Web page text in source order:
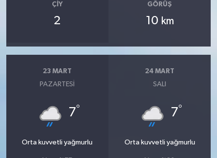
ÇIY
2
GÖRÜŞ
10 km
23 MART
PAZARTESI
7°
Orta kuvvetli yağmurlu
24 MART
SALI
7°
Orta kuvvetli yağmurlu